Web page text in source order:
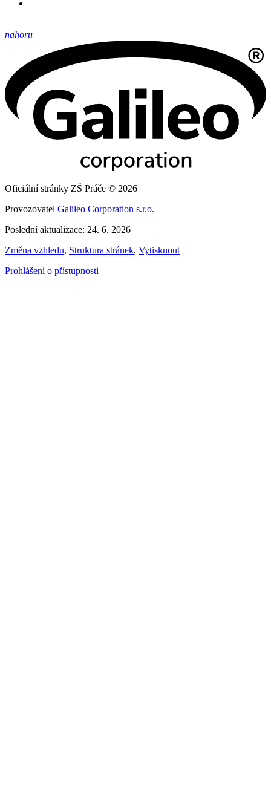
nahoru
Oficiální stránky ZŠ Práče © 2026
Provozovatel Galileo Corporation s.r.o.
Poslední aktualizace: 24. 6. 2026
Změna vzhledu, Struktura stránek, Vytisknout
Prohlášení o přístupnosti